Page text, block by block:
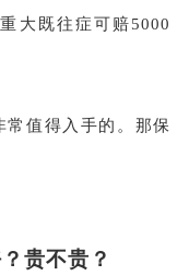
大既往症可赔5000
常值得入手的。那保
贵不贵？